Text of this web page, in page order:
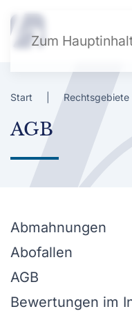
Zum
Start Rechtsgebiete
AGB
Abmahnungen
Abofallen
AGB
Bewertungen im